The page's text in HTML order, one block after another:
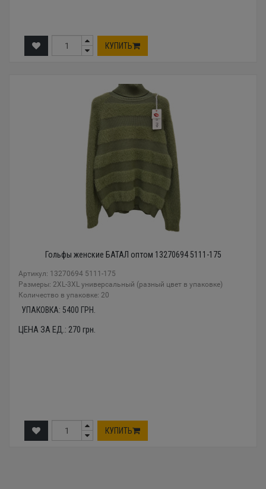
КУПИТЬ
Гольфы женские БАТАЛ оптом 13270694 5111-175
Артикул: 13270694 5111-175
Размеры: 2XL-3XL универсальный (разный цвет в упаковке)
Количество в упаковке: 20
УПАКОВКА: 5400 ГРН.
ЦЕНА ЗА ЕД.: 270 грн.
КУПИТЬ